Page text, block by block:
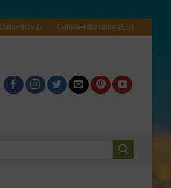
Datenschutz Cookie-Richtlinie (EU)